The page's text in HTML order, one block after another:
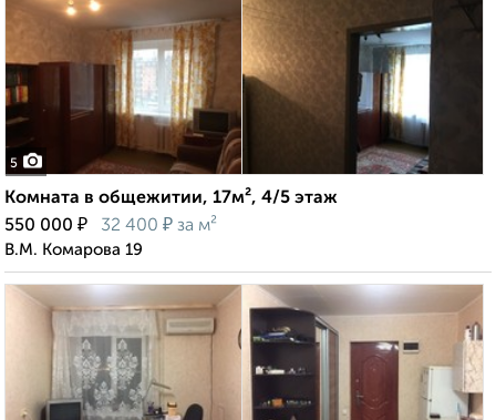
5
Комната в общежитии, 17м², 4/5 этаж
550 000 ₽ 32 400 ₽ за м²
В.М. Комарова 19